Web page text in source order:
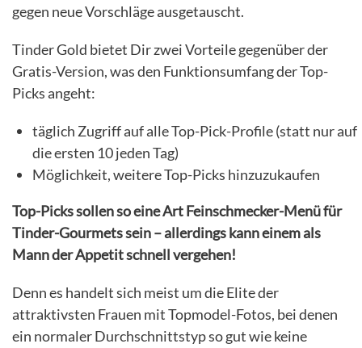
gegen neue Vorschläge ausgetauscht.
Tinder Gold bietet Dir zwei Vorteile gegenüber der
Gratis-Version, was den Funktionsumfang der Top-
Picks angeht:
täglich Zugriff auf alle Top-Pick-Profile (statt nur auf
die ersten 10 jeden Tag)
Möglichkeit, weitere Top-Picks hinzuzukaufen
Top-Picks sollen so eine Art Feinschmecker-Menü für
Tinder-Gourmets sein – allerdings kann einem als
Mann der Appetit schnell vergehen!
Denn es handelt sich meist um die Elite der
attraktivsten Frauen mit Topmodel-Fotos, bei denen
ein normaler Durchschnittstyp so gut wie keine